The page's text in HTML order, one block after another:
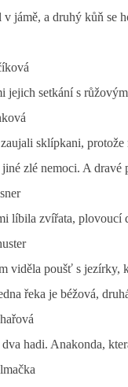
v jámě, a druhý kůň se
jejich setkání s
sklípkani, protože
zlé nemoci. A dravé
líbila zvířata, plovoucí
viděla poušť s jezírky,
řeka je béžová,
hadi. Anakonda,